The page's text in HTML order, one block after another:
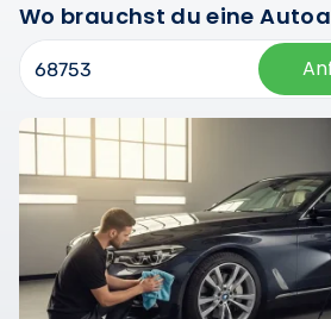
Wo brauchst du eine